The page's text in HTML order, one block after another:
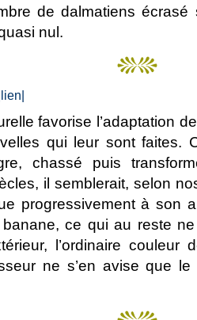
de dalmatiens écrasé
nul.
|lien|
favorise l’adaptation
qui leur sont faites.
chassé puis
il semblerait, selon
progressivement à son
ce qui au reste
l’ordinaire couleur
ne s’en avise que le